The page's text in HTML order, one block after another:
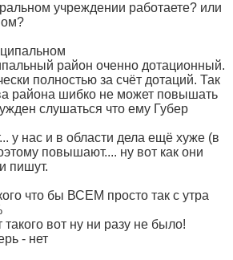
учреждении работаете? или
район оченно дотационный.
полностью за счёт дотаций. Так
района шибко не может повышать
слушаться что ему Губер
у нас и в области дела ещё хуже (в
повышают.... ну вот как они
пишут.
что бы ВСЕМ просто так с утра
вот ну ни разу не было!
- нет